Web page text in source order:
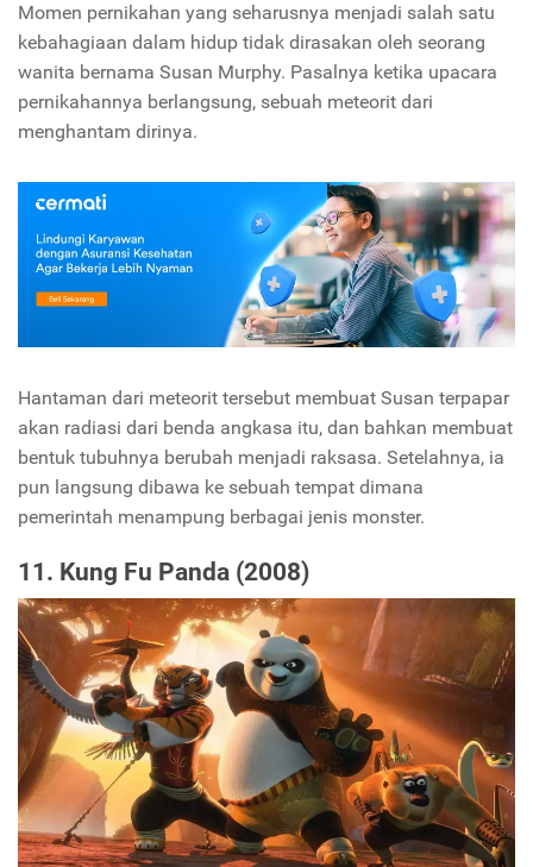
Momen pernikahan yang seharusnya menjadi salah satu
kebahagiaan dalam hidup tidak dirasakan oleh seorang
wanita bernama Susan Murphy. Pasalnya ketika upacara
pernikahannya berlangsung, sebuah meteorit dari
menghantam dirinya.
Hantaman dari meteorit tersebut membuat Susan terpapar
akan radiasi dari benda angkasa itu, dan bahkan membuat
bentuk tubuhnya berubah menjadi raksasa. Setelahnya, ia
pun langsung dibawa ke sebuah tempat dimana
pemerintah menampung berbagai jenis monster.
11. Kung Fu Panda (2008)